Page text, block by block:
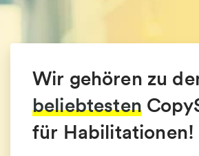
Wir gehören zu
beliebtesten
für Habilitationen!